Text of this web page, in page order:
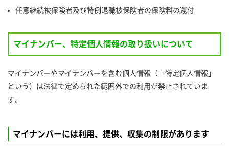
任意継続被保険者及び特例退職被保険者の保険料の還付
マイナンバー、特定個人情報の取り扱いについて
マイナンバーやマイナンバーを含む個人情報（「特定個人情報」
という）は法律で定められた範囲外での利用が禁止されていま
す。
マイナンバーには利用、提供、収集の制限があります